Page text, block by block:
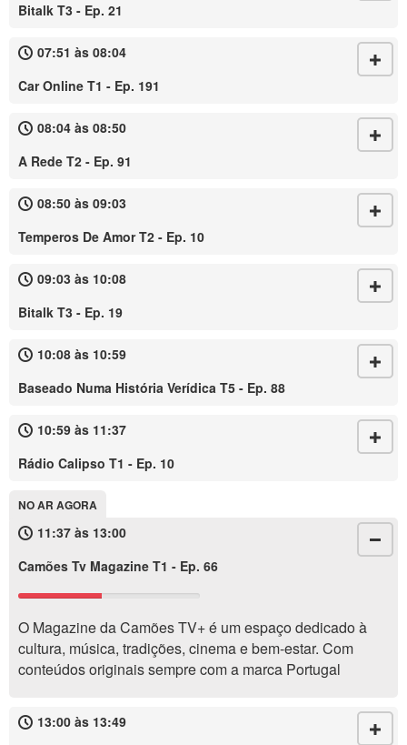
Bitalk T3 - Ep. 21
07:51 às 08:04
Car Online T1 - Ep. 191
08:04 às 08:50
A Rede T2 - Ep. 91
08:50 às 09:03
Temperos De Amor T2 - Ep. 10
09:03 às 10:08
Bitalk T3 - Ep. 19
10:08 às 10:59
Baseado Numa História Verídica T5 - Ep. 88
10:59 às 11:37
Rádio Calipso T1 - Ep. 10
NO AR AGORA
11:37 às 13:00
Camões Tv Magazine T1 - Ep. 66
O Magazine da Camões TV+ é um espaço dedicado à
cultura, música, tradições, cinema e bem-estar. Com
conteúdos originais sempre com a marca Portugal
13:00 às 13:49